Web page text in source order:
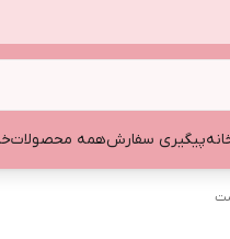
پیگیری سفارشهمه محصولات